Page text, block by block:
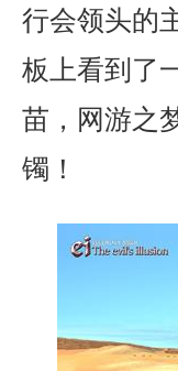
行会领头的
板上看到了
苗，网游之
镯！